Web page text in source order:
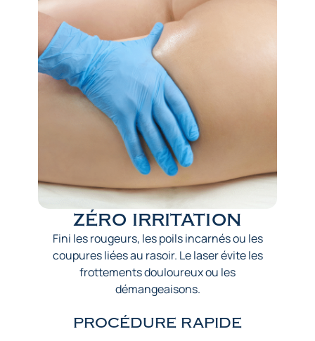
zéro irritation
Fini les rougeurs, les poils incarnés ou les
coupures liées au rasoir. Le laser évite les
frottements douloureux ou les
démangeaisons.
PROCÉDURE RAPIDE